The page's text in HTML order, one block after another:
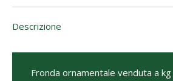
Descrizione
Fronda ornamentale venduta a